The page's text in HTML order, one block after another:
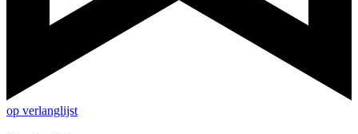
op verlanglijst